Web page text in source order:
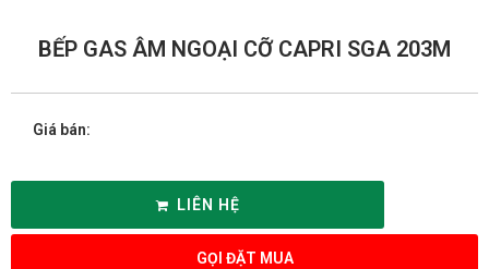
BẾP GAS ÂM NGOẠI CỠ CAPRI SGA 203M
Giá bán:
LIÊN HỆ
GỌI ĐẶT MUA